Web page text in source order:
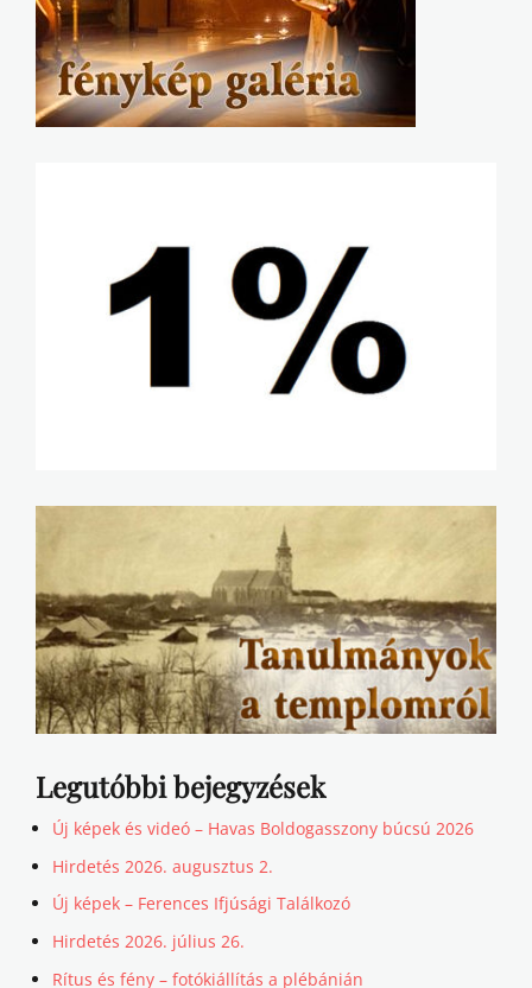
Legutóbbi bejegyzések
Új képek és videó – Havas Boldogasszony búcsú 2026
Hirdetés 2026. augusztus 2.
Új képek – Ferences Ifjúsági Találkozó
Hirdetés 2026. július 26.
Rítus és fény – fotókiállítás a plébánián